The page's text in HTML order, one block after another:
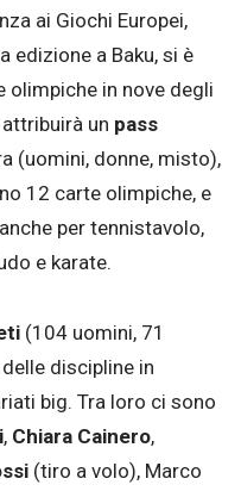
ai Giochi Europei,
edizione a Baku, si è
olimpiche in nove degli
un pass
(uomini, donne, misto),
12 carte olimpiche, e
per tennistavolo,
e karate.
(104 uomini, 71
discipline in
big. Tra loro ci sono
, Chiara Cainero,
(tiro a volo), Marco